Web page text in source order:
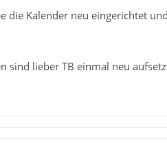
die Kalender neu eingerichtet
sind lieber TB einmal neu